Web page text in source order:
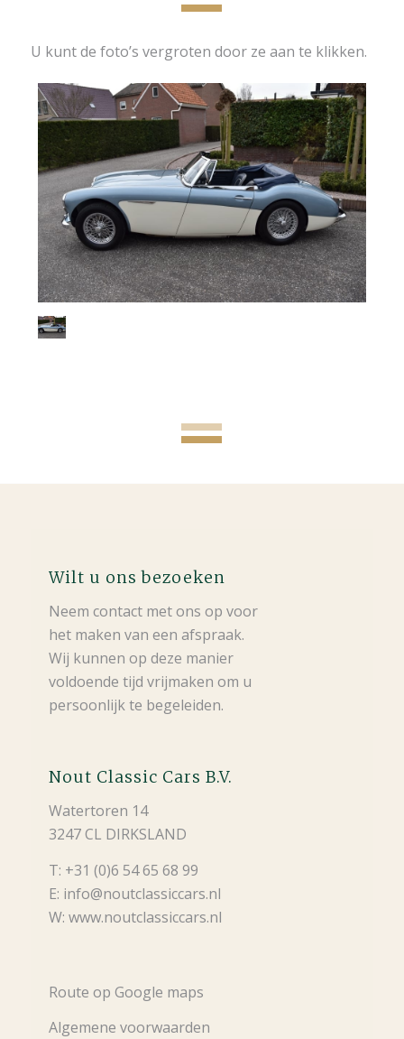
U kunt de foto’s vergroten door ze aan te klikken.
Wilt u ons bezoeken
Neem contact met ons op voor
het maken van een afspraak.
Wij kunnen op deze manier
voldoende tijd vrijmaken om u
persoonlijk te begeleiden.
Nout Classic Cars B.V.
Watertoren 14
3247 CL DIRKSLAND
T: +31 (0)6 54 65 68 99
E: info@noutclassiccars.nl
W: www.noutclassiccars.nl
Route op Google maps
Algemene voorwaarden